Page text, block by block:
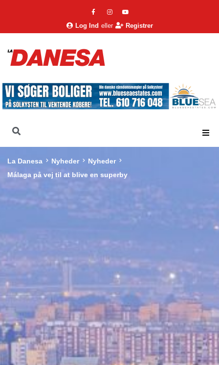
Log Ind eller Registrer
La Danesa Nyheder
Nyheder
Málaga på vej til at blive en superby